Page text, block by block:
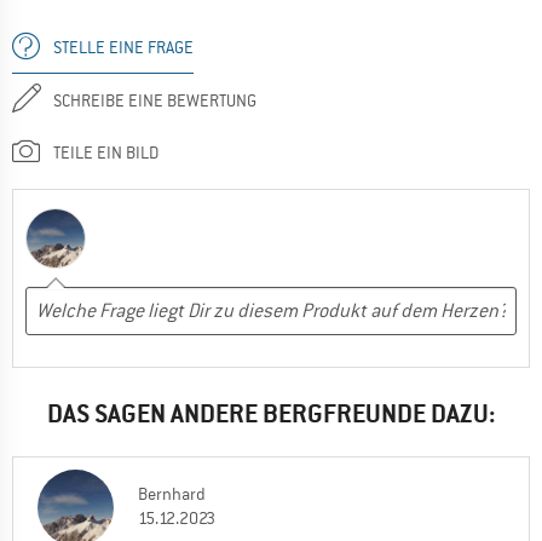
STELLE EINE FRAGE
SCHREIBE EINE BEWERTUNG
TEILE EIN BILD
DAS SAGEN ANDERE BERGFREUNDE DAZU:
Bernhard
15.12.2023